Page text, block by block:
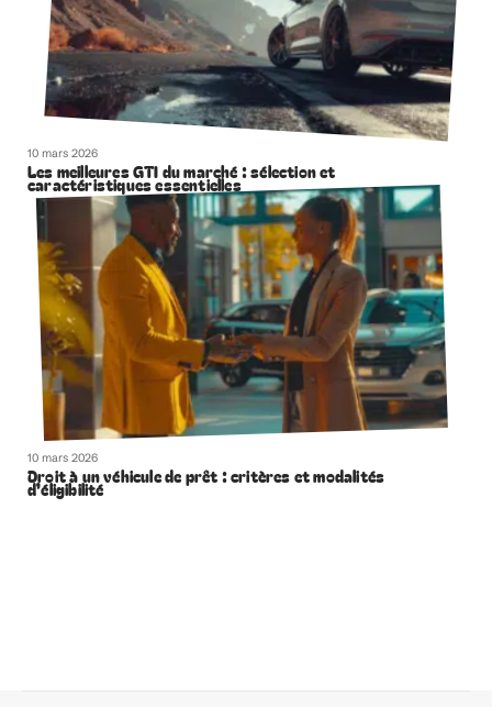
10 mars 2026
Les meilleures GTI du marché : sélection et
caractéristiques essentielles
10 mars 2026
Droit à un véhicule de prêt : critères et modalités
d’éligibilité